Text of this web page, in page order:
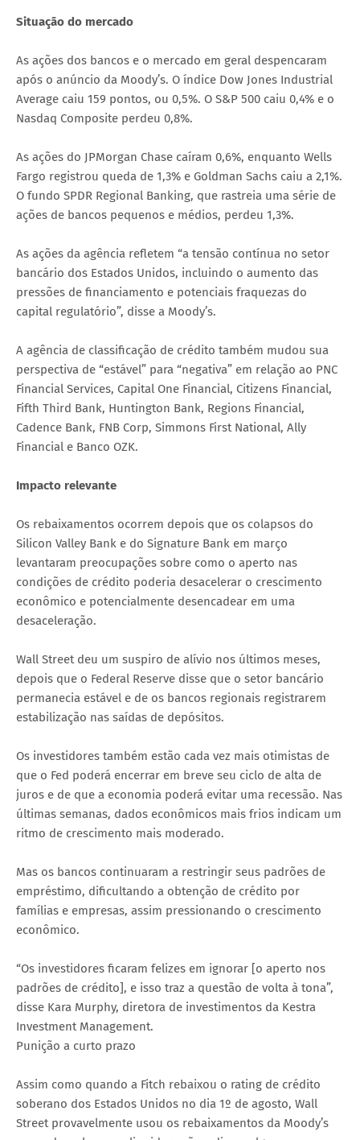
Situação do mercado
As ações dos bancos e o mercado em geral despencaram
após o anúncio da Moody’s. O índice Dow Jones Industrial
Average caiu 159 pontos, ou 0,5%. O S&P 500 caiu 0,4% e o
Nasdaq Composite perdeu 0,8%.
As ações do JPMorgan Chase caíram 0,6%, enquanto Wells
Fargo registrou queda de 1,3% e Goldman Sachs caiu a 2,1%.
O fundo SPDR Regional Banking, que rastreia uma série de
ações de bancos pequenos e médios, perdeu 1,3%.
As ações da agência refletem “a tensão contínua no setor
bancário dos Estados Unidos, incluindo o aumento das
pressões de financiamento e potenciais fraquezas do
capital regulatório”, disse a Moody’s.
A agência de classificação de crédito também mudou sua
perspectiva de “estável” para “negativa” em relação ao PNC
Financial Services, Capital One Financial, Citizens Financial,
Fifth Third Bank, Huntington Bank, Regions Financial,
Cadence Bank, FNB Corp, Simmons First National, Ally
Financial e Banco OZK.
Impacto relevante
Os rebaixamentos ocorrem depois que os colapsos do
Silicon Valley Bank e do Signature Bank em março
levantaram preocupações sobre como o aperto nas
condições de crédito poderia desacelerar o crescimento
econômico e potencialmente desencadear em uma
desaceleração.
Wall Street deu um suspiro de alívio nos últimos meses,
depois que o Federal Reserve disse que o setor bancário
permanecia estável e de os bancos regionais registrarem
estabilização nas saídas de depósitos.
Os investidores também estão cada vez mais otimistas de
que o Fed poderá encerrar em breve seu ciclo de alta de
juros e de que a economia poderá evitar uma recessão. Nas
últimas semanas, dados econômicos mais frios indicam um
ritmo de crescimento mais moderado.
Mas os bancos continuaram a restringir seus padrões de
empréstimo, dificultando a obtenção de crédito por
famílias e empresas, assim pressionando o crescimento
econômico.
“Os investidores ficaram felizes em ignorar [o aperto nos
padrões de crédito], e isso traz a questão de volta à tona”,
disse Kara Murphy, diretora de investimentos da Kestra
Investment Management.
Punição a curto prazo
Assim como quando a Fitch rebaixou o rating de crédito
soberano dos Estados Unidos no dia 1º de agosto, Wall
Street provavelmente usou os rebaixamentos da Moody’s